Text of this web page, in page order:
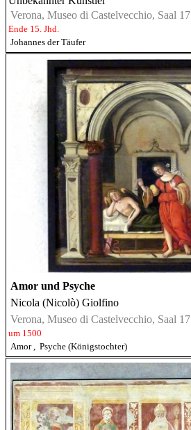
Verona, Museo di Castelvecchio, Saal 17
Ende 15. Jhd.
Johannes der Täufer
Amor und Psyche
Nicola (Nicolò) Giolfino
Verona, Museo di Castelvecchio, Saal 17
um 1500
Amor , Psyche (Königstochter)